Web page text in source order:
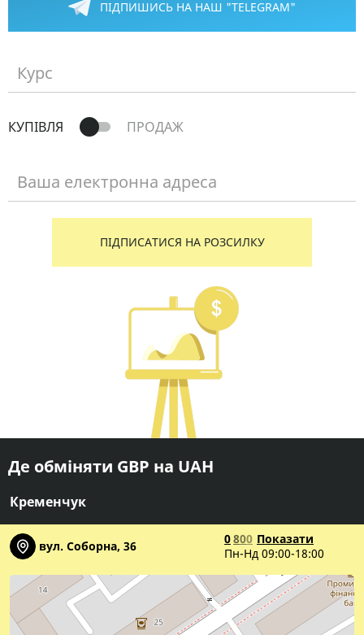
ПІДПИШИСЬ НА НАШ "TELEGRAM"
Курс
КУПІВЛЯ ПРОДАЖ
Ваша електронна адреса
ПІДПИСАТИСЯ НА РОЗСИЛКУ
Де обміняти GBP на UAH
Кременчук
вул. Соборна, 36 0800 Показати
Пн-Нд 09:00-18:00